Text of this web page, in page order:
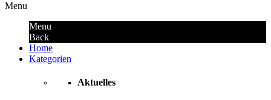
Menu
Menu
Back
Home
Kategorien
Aktuelles